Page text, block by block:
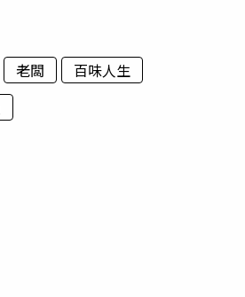
老闆
百味人生